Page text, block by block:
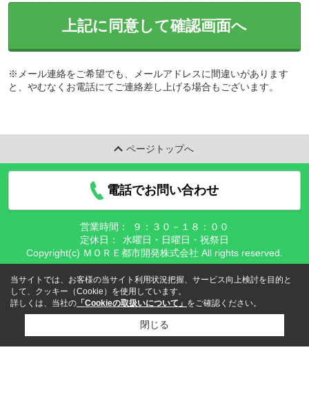
上記に同意して確認画面へ
※メール連絡をご希望でも、メールアドレスに間違いがあります
と、やむなくお電話にてご連絡差し上げる場合もございます。
ページトップへ
電話でお問い合わせ
営業時間：
９：３０－１８：００
定休日：
水曜日・日曜日・祝祭日
Copyright(c) ＭＯＲＥ都市開発株式会社 All rights reserved.
当サイトでは、お客様の当サイト利用状況把握、サービス向上検討を目的と
して、クッキー（Cookie）を使用しています。
詳しくは、当社の 「Cookieの取扱いについて」 をご確認ください。
閉じる